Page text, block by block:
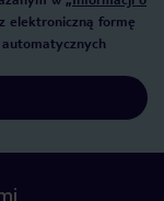
elektroniczną formę